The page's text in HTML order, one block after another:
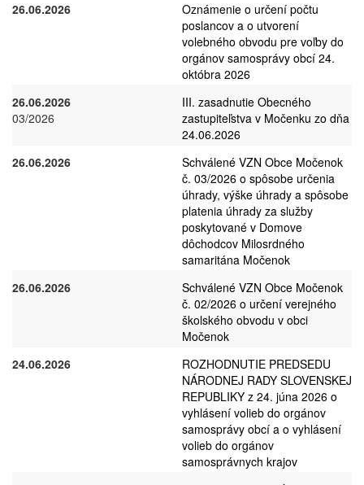
26.06.2026
Oznámenie o určení počtu
poslancov a o utvorení
volebného obvodu pre voľby do
orgánov samosprávy obcí 24.
októbra 2026
26.06.2026
03/2026
III. zasadnutie Obecného
zastupiteľstva v Močenku zo dňa
24.06.2026
26.06.2026
Schválené VZN Obce Močenok
č. 03/2026 o spôsobe určenia
úhrady, výške úhrady a spôsobe
platenia úhrady za služby
poskytované v Domove
dôchodcov Milosrdného
samaritána Močenok
26.06.2026
Schválené VZN Obce Močenok
č. 02/2026 o určení verejného
školského obvodu v obci
Močenok
24.06.2026
ROZHODNUTIE PREDSEDU
NÁRODNEJ RADY SLOVENSKEJ
REPUBLIKY z 24. júna 2026 o
vyhlásení volieb do orgánov
samosprávy obcí a o vyhlásení
volieb do orgánov
samosprávnych krajov